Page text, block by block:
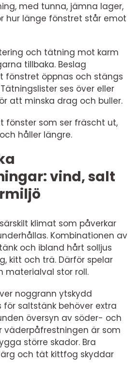
med tunna, jämna lager,
hur länge fönstret står emot
och tätning mot karm
tillbaka. Beslag
fönstret öppnas och stängs
ses över eller
att minska drag och buller.
fönster som ser fräscht ut,
håller längre.
vind, salt
klimat som påverkar
Kombinationen av
och ibland hårt solljus
kitt och trä. Därför spelar
materialval stor roll.
noggrann ytskydd
saltstänk behöver extra
översyn av söder- och
väderpåfrestningen är som
större skador. Bra
och tät kittfog skyddar